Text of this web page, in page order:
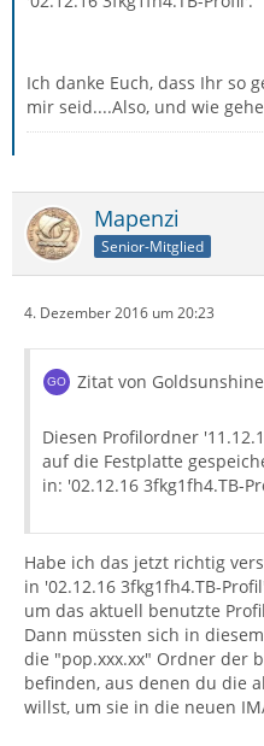
Ich danke Euch, dass Ihr so
mir seid....Also, und wie
Mapenzi
Senior-Mitglied
4. Dezember 2016 um 20:23
Zitat von Goldsunshine
Diesen Profilordner
auf die Festplatte
in: '02.12.16 3fkg1fh4.TB-
Habe ich das jetzt richtig
in '02.12.16 3fkg1fh4.TB-
um das aktuell benutzte
Dann müssten sich in
die "pop.xxx.xx" Ordner der
befinden, aus denen du die
willst, um sie in die neuen